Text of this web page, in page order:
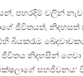
පහරදිම් වලින්
ජීවිතයත්,
බියකරැම
ජීවිතය නිදහසින්